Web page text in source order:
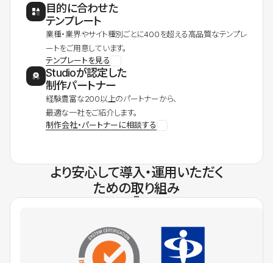
目的に合わせた
テンプレート
業種・業界やサイト種別ごとに400を超える高品質なテンプレ
ートをご用意しています。
テンプレートを見る
Studioが認定した
制作パートナー
経験豊富な200以上のパートナーから、
最適な一社をご紹介します。
制作会社・パートナーに相談する
より安心して導入・運用いただく
ための取り組み